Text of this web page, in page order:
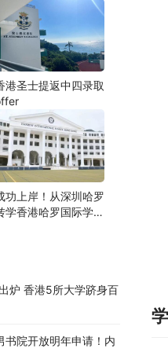
港圣士提返中四录取
功上岸！从深圳哈罗
学香港哈罗国际学
炉 香港5所大学跻身百
院开放明年申请！内